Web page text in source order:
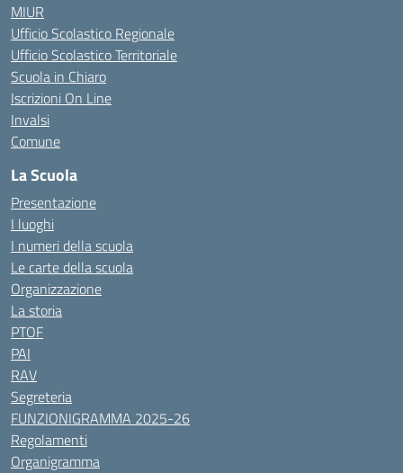
MIUR
Ufficio Scolastico Regionale
Ufficio Scolastico Territoriale
Scuola in Chiaro
Iscrizioni On Line
Invalsi
Comune
La Scuola
Presentazione
I luoghi
I numeri della scuola
Le carte della scuola
Organizzazione
La storia
PTOF
PAI
RAV
Segreteria
FUNZIONIGRAMMA 2025-26
Regolamenti
Organigramma